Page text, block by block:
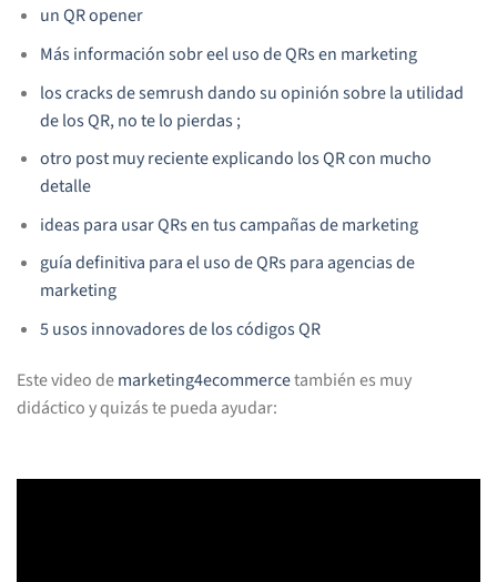
un QR opener
Más información sobr eel uso de QRs en marketing
los cracks de semrush dando su opinión sobre la utilidad
de los QR, no te lo pierdas ;
otro post muy reciente explicando los QR con mucho
detalle
ideas para usar QRs en tus campañas de marketing
guía definitiva para el uso de QRs para agencias de
marketing
5 usos innovadores de los códigos QR
Este video demarketing4ecommercetambién es muy
didáctico y quizás te pueda ayudar: